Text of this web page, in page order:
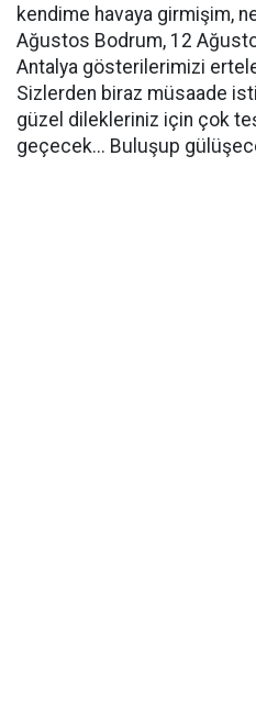
kendime havaya girmişim,
Ağustos Bodrum, 12
Antalya gösterilerimizi
Sizlerden biraz müsaade
güzel dilekleriniz için çok
geçecek... Buluşup